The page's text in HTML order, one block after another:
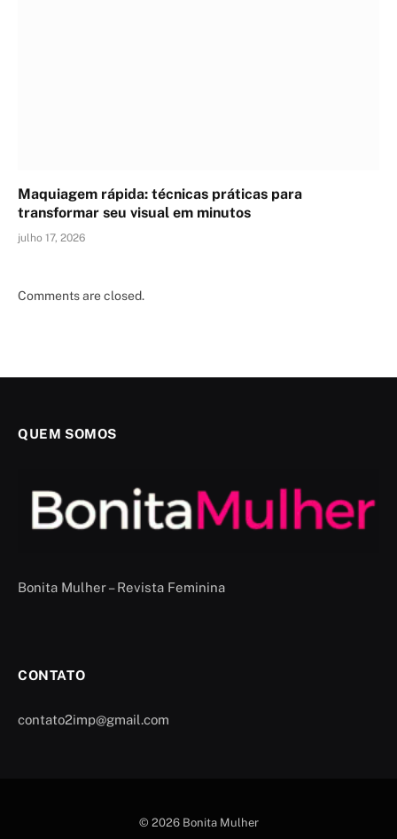
Maquiagem rápida: técnicas práticas para
transformar seu visual em minutos
julho 17, 2026
Comments are closed.
QUEM SOMOS
Bonita Mulher – Revista Feminina
CONTATO
contato2imp@gmail.com
© 2026 Bonita Mulher